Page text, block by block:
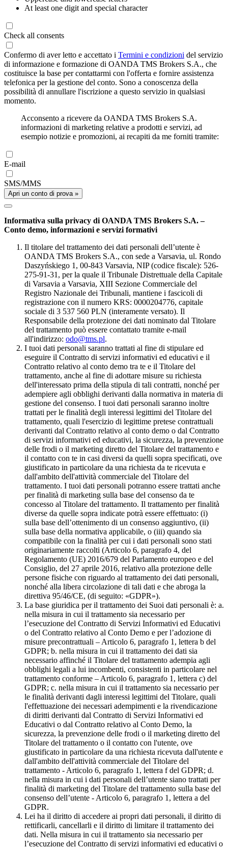
At least one digit and special character
Check all consents
Confermo di aver letto e accettato i Termini e condizioni del servizio
di informazione e formazione di OANDA TMS Brokers S.A., che
costituisce la base per contattarmi con l'offerta e fornire assistenza
telefonica per la gestione del conto. Sono a conoscenza della
possibilità di annullare l'iscrizione a questo servizio in qualsiasi
momento.
Acconsento a ricevere da OANDA TMS Brokers S.A.
informazioni di marketing relative a prodotti e servizi, ad
esempio notizie e promozioni, ai recapiti da me forniti tramite:
E-mail
SMS/MMS
Apri un conto di prova »
Informativa sulla privacy di OANDA TMS Brokers S.A. –
Conto demo, informazioni e servizi formativi
Il titolare del trattamento dei dati personali dell’utente è
OANDA TMS Brokers S.A., con sede a Varsavia, ul. Rondo
Daszyńskiego 1, 00-843 Varsavia, NIP (codice fiscale): 526-
275-91-31, per la quale il Tribunale Distrettuale della Capitale
di Varsavia a Varsavia, XIII Sezione Commerciale del
Registro Nazionale dei Tribunali, mantiene i fascicoli di
registrazione con il numero KRS: 0000204776, capitale
sociale di 3 537 560 PLN (interamente versato). Il
Responsabile della protezione dei dati nominato dal Titolare
del trattamento può essere contattato tramite e-mail
all'indirizzo: odo@tms.pl.
I tuoi dati personali saranno trattati al fine di stipulare ed
eseguire il Contratto di servizi informativi ed educativi e il
Contratto relativo al conto demo tra te e il Titolare del
trattamento, anche al fine di adottare misure su richiesta
dell'interessato prima della stipula di tali contratti, nonché per
adempiere agli obblighi derivanti dalla normativa in materia di
gestione del consenso. I tuoi dati personali saranno inoltre
trattati per le finalità degli interessi legittimi del Titolare del
trattamento, quali l'esercizio di legittime pretese contrattuali
derivanti dal Contratto relativo al conto demo o dal Contratto
di servizi informativi ed educativi, la sicurezza, la prevenzione
delle frodi o il marketing diretto del Titolare del trattamento e
il contatto con te in casi diversi da quelli sopra specificati, ove
giustificato in particolare da una richiesta da te ricevuta e
dall'ambito dell'attività commerciale del Titolare del
trattamento. I tuoi dati personali potranno essere trattati anche
per finalità di marketing sulla base del consenso da te
concesso al Titolare del trattamento. Il trattamento per finalità
diverse da quelle sopra indicate potrà essere effettuato: (i)
sulla base dell’ottenimento di un consenso aggiuntivo, (ii)
sulla base della normativa applicabile, o (iii) quando sia
compatibile con la finalità per cui i dati personali sono stati
originariamente raccolti (Articolo 6, paragrafo 4, del
Regolamento (UE) 2016/679 del Parlamento europeo e del
Consiglio, del 27 aprile 2016, relativo alla protezione delle
persone fisiche con riguardo al trattamento dei dati personali,
nonché alla libera circolazione di tali dati e che abroga la
direttiva 95/46/CE, (di seguito: «GDPR»).
La base giuridica per il trattamento dei Suoi dati personali è: a.
nella misura in cui il trattamento sia necessario per
l’esecuzione del Contratto di Servizi Informativi ed Educativi
o del Contratto relativo al Conto Demo e per l’adozione di
misure precontrattuali – Articolo 6, paragrafo 1, lettera b del
GDPR; b. nella misura in cui il trattamento dei dati sia
necessario affinché il Titolare del trattamento adempia agli
obblighi legali a lui incombenti, consistenti in particolare nel
trattamento conforme – Articolo 6, paragrafo 1, lettera c) del
GDPR; c. nella misura in cui il trattamento sia necessario per
le finalità derivanti dagli interessi legittimi del Titolare, quali
l'effettuazione dei necessari adempimenti e la rivendicazione
di diritti derivanti dal Contratto di Servizi Informativi ed
Educativi o dal Contratto relativo al Conto Demo, la
sicurezza, la prevenzione delle frodi o il marketing diretto del
Titolare del trattamento o il contatto con l'utente, ove
giustificato in particolare da una richiesta ricevuta dall'utente e
dall'ambito dell'attività commerciale del Titolare del
trattamento - Articolo 6, paragrafo 1, lettera f del GDPR; d.
nella misura in cui i dati personali dell’utente siano trattati per
finalità di marketing del Titolare del trattamento sulla base del
consenso dell’utente - Articolo 6, paragrafo 1, lettera a del
GDPR.
Lei ha il diritto di accedere ai propri dati personali, il diritto di
rettificarli, cancellarli e il diritto di limitare il trattamento dei
dati. Nella misura in cui il trattamento sia necessario per
l’esecuzione del Contratto di servizi informativi ed educativi o